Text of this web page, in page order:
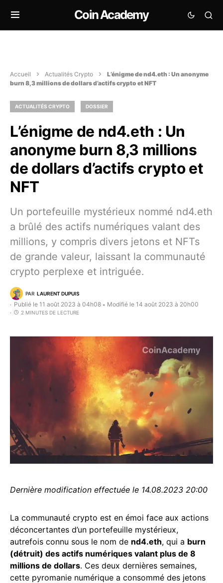
Coin Academy
Accueil Actualités Crypto
L’énigme de nd4.eth : Un anonyme
burn 8,3 millions de dollars d’actifs crypto et NFT
ACTUALITÉS CRYPTO DOSSIER
L’énigme de nd4.eth : Un
anonyme burn 8,3 millions
de dollars d’actifs crypto et
NFT
Un portefeuille mystérieux nommé nd4.eth
a brûlé des actifs numériques valant des
millions, y compris divers jetons et NFTs
de grande valeur, laissant la communauté
crypto perplexe et intriguée.
PAR LAURENT DUPUIS
Publié le 11 août 2023 à 04h08 • Modifié le 14 août 2023 à 20h00
2 MINUTES DE LECTURE
Dernière modification effectuée le 14.08.2023 20:00
La communauté crypto est en émoi face aux actions
déconcertantes d’un portefeuille mystérieux,
autrefois connu sous le nom de nd4.eth, qui a burn
(détruit) des actifs numériques valant plus de 8
millions de dollars. Ces deux dernières semaines,
cette pyromanie numérique a consommé des jetons